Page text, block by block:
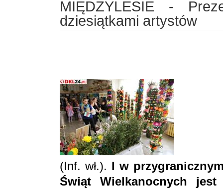
MIĘDZYLESIE -
dziesiątkami artystów
(Inf. wł.). I w
Świąt Wielkanocnych